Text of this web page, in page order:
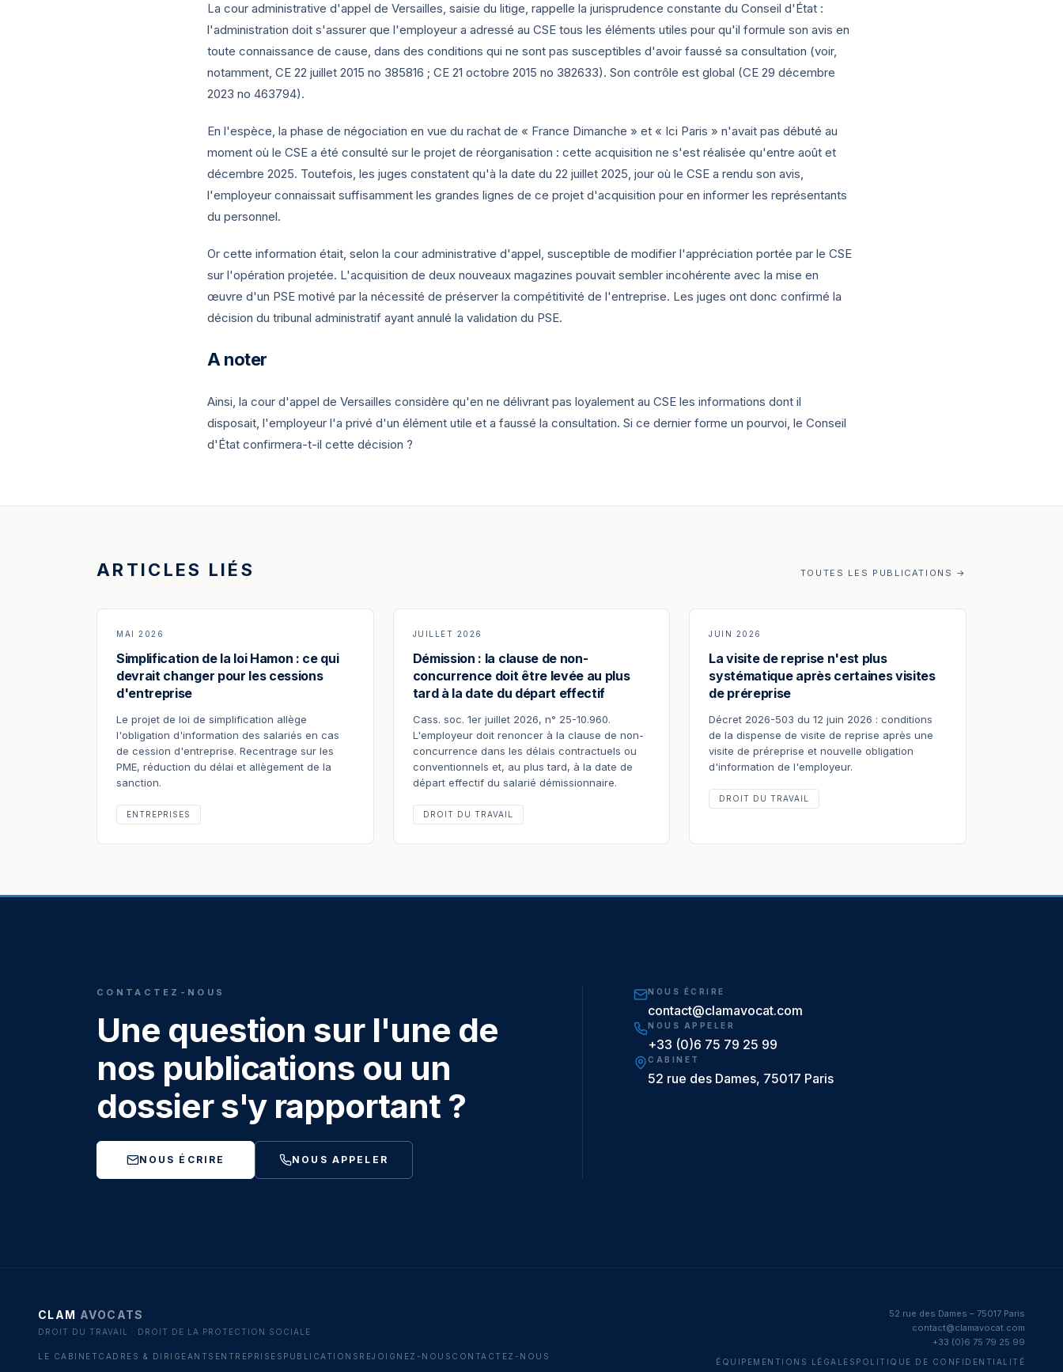
La cour administrative d'appel de Versailles, saisie du litige, rappelle la jurisprudence constante du Conseil d'État :
l'administration doit s'assurer que l'employeur a adressé au CSE tous les éléments utiles pour qu'il formule son avis en
toute connaissance de cause, dans des conditions qui ne sont pas susceptibles d'avoir faussé sa consultation (voir,
notamment, CE 22 juillet 2015 no 385816 ; CE 21 octobre 2015 no 382633). Son contrôle est global (CE 29 décembre
2023 no 463794).
En l'espèce, la phase de négociation en vue du rachat de « France Dimanche » et « Ici Paris » n'avait pas débuté au
moment où le CSE a été consulté sur le projet de réorganisation : cette acquisition ne s'est réalisée qu'entre août et
décembre 2025. Toutefois, les juges constatent qu'à la date du 22 juillet 2025, jour où le CSE a rendu son avis,
l'employeur connaissait suffisamment les grandes lignes de ce projet d'acquisition pour en informer les représentants
du personnel.
Or cette information était, selon la cour administrative d'appel, susceptible de modifier l'appréciation portée par le CSE
sur l'opération projetée. L'acquisition de deux nouveaux magazines pouvait sembler incohérente avec la mise en
œuvre d'un PSE motivé par la nécessité de préserver la compétitivité de l'entreprise. Les juges ont donc confirmé la
décision du tribunal administratif ayant annulé la validation du PSE.
A noter
Ainsi, la cour d'appel de Versailles considère qu'en ne délivrant pas loyalement au CSE les informations dont il
disposait, l'employeur l'a privé d'un élément utile et a faussé la consultation. Si ce dernier forme un pourvoi, le Conseil
d'État confirmera-t-il cette décision ?
ARTICLES LIÉS TOUTES LES PUBLICATIONS →
MAI 2026
Simplification de la loi Hamon : ce qui
devrait changer pour les cessions
d'entreprise
Le projet de loi de simplification allège
l'obligation d'information des salariés en cas
de cession d'entreprise. Recentrage sur les
PME, réduction du délai et allègement de la
sanction.
ENTREPRISES
JUILLET 2026
Démission : la clause de non-
concurrence doit être levée au plus
tard à la date du départ effectif
Cass. soc. 1er juillet 2026, n° 25-10.960.
L'employeur doit renoncer à la clause de non-
concurrence dans les délais contractuels ou
conventionnels et, au plus tard, à la date de
départ effectif du salarié démissionnaire.
DROIT DU TRAVAIL
JUIN 2026
La visite de reprise n'est plus
systématique après certaines visites
de préreprise
Décret 2026-503 du 12 juin 2026 : conditions
de la dispense de visite de reprise après une
visite de préreprise et nouvelle obligation
d'information de l'employeur.
DROIT DU TRAVAIL
CONTACTEZ-NOUS
Une question sur l'une de
nos publications ou un
dossier s'y rapportant ?
NOUS ÉCRIRE NOUS APPELER
NOUS ÉCRIRE
contact@clamavocat.com
NOUS APPELER
+33 (0)6 75 79 25 99
CABINET
52 rue des Dames, 75017 Paris
CLAM AVOCATS
DROIT DU TRAVAIL · DROIT DE LA PROTECTION SOCIALE
LE CABINET CADRES & DIRIGEANTS ENTREPRISES PUBLICATIONS REJOIGNEZ-NOUS CONTACTEZ-NOUS
52 rue des Dames – 75017 Paris
contact@clamavocat.com
+33 (0)6 75 79 25 99
ÉQUIPEMENTIONS LÉGALES POLITIQUE DE CONFIDENTIALITÉ